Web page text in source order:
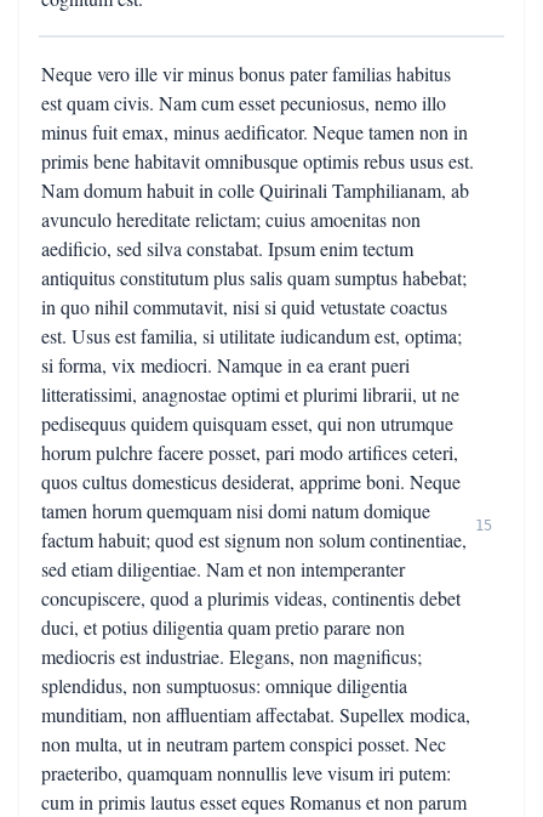
Neque vero ille vir minus bonus pater familias habitus
est quam civis. Nam cum esset pecuniosus, nemo illo
minus fuit emax, minus aedificator. Neque tamen non in
primis bene habitavit omnibusque optimis rebus usus est.
Nam domum habuit in colle Quirinali Tamphilianam, ab
avunculo hereditate relictam; cuius amoenitas non
aedificio, sed silva constabat. Ipsum enim tectum
antiquitus constitutum plus salis quam sumptus habebat;
in quo nihil commutavit, nisi si quid vetustate coactus
est. Usus est familia, si utilitate iudicandum est, optima;
si forma, vix mediocri. Namque in ea erant pueri
litteratissimi, anagnostae optimi et plurimi librarii, ut ne
pedisequus quidem quisquam esset, qui non utrumque
horum pulchre facere posset, pari modo artifices ceteri,
quos cultus domesticus desiderat, apprime boni. Neque
tamen horum quemquam nisi domi natum domique
factum habuit; quod est signum non solum continentiae,
sed etiam diligentiae. Nam et non intemperanter
concupiscere, quod a plurimis videas, continentis debet
duci, et potius diligentia quam pretio parare non
mediocris est industriae. Elegans, non magnificus;
splendidus, non sumptuosus: omnique diligentia
munditiam, non affluentiam affectabat. Supellex modica,
non multa, ut in neutram partem conspici posset. Nec
praeteribo, quamquam nonnullis leve visum iri putem:
cum in primis lautus esset eques Romanus et non parum
15